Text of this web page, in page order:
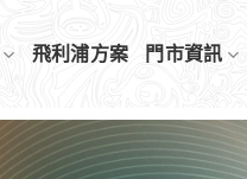
飛利浦方案 門市資訊